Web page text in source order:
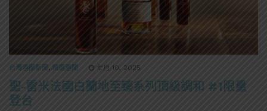
台灣酒圈新聞 , 精選酒聞 七月 10, 2025
聖-雷米法國白蘭地至臻系列頂級調和 #1限量
登台